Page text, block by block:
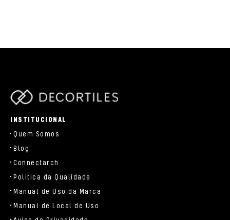
INSTITUCIONAL
Quem Somos
Blog
Connectarch
Política da Qualidade
Manual de Uso da Marca
Manual de Local de Uso